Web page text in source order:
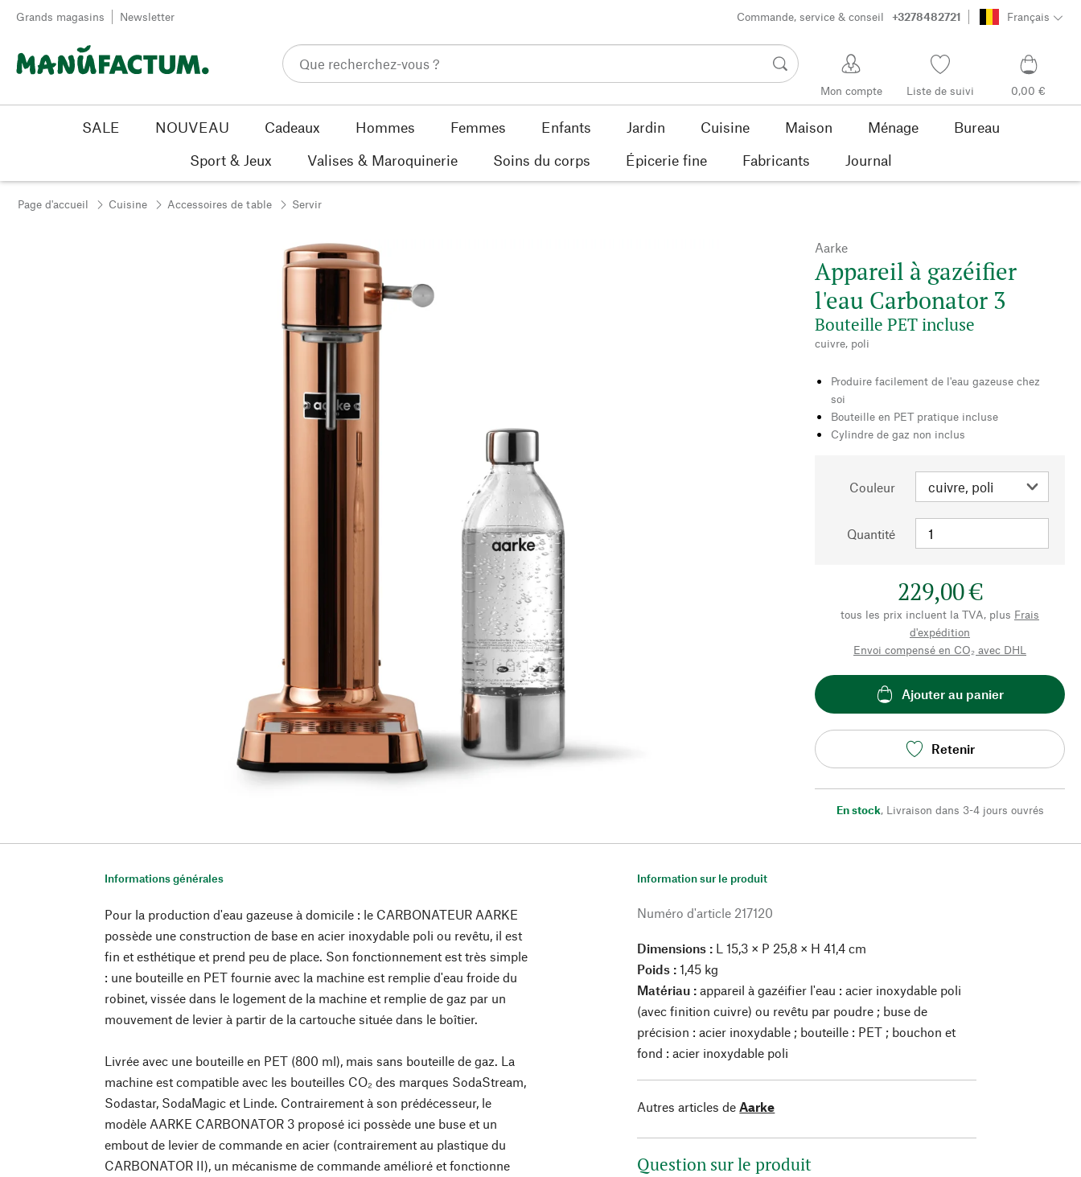
Passer au contenu
Grands magasins Newsletter Commande, service & conseil +3278482721 Français
Mon compte Liste de suivi 0,00 €
SALE NOUVEAU Cadeaux Hommes Femmes Enfants Jardin Cuisine Maison Ménage
Bureau
Sport & Jeux
Valises & Maroquinerie Soins du corps Épicerie fine Fabricants Journal
Page d'accueil Cuisine Accessoires de table Servir
Aarke
Appareil à gazéifier
l'eau Carbonator 3
Bouteille PET incluse
cuivre, poli
Produire facilement de l'eau gazeuse chez
soi
Bouteille en PET pratique incluse
Cylindre de gaz non inclus
Couleur
Quantité
229,00 €
tous les prix incluent la TVA, plus Frais
d'expédition
Envoi compensé en CO₂ avec DHL
Ajouter au panier
Retenir
En stock, Livraison dans 3-4 jours ouvrés
Informations générales
Pour la production d'eau gazeuse à domicile : le CARBONATEUR AARKE
possède une construction de base en acier inoxydable poli ou revêtu, il est
fin et esthétique et prend peu de place. Son fonctionnement est très simple
: une bouteille en PET fournie avec la machine est remplie d'eau froide du
robinet, vissée dans le logement de la machine et remplie de gaz par un
mouvement de levier à partir de la cartouche située dans le boîtier.
Livrée avec une bouteille en PET (800 ml), mais sans bouteille de gaz. La
machine est compatible avec les bouteilles CO₂ des marques SodaStream,
Sodastar, SodaMagic et Linde. Contrairement à son prédécesseur, le
modèle AARKE CARBONATOR 3 proposé ici possède une buse et un
embout de levier de commande en acier (contrairement au plastique du
CARBONATOR II), un mécanisme de commande amélioré et fonctionne
Information sur le produit
Numéro d'article 217120
Dimensions : L 15,3 × P 25,8 × H 41,4 cm
Poids : 1,45 kg
Matériau :appareil à gazéifier l'eau : acier inoxydable poli
(avec finition cuivre) ou revêtu par poudre ; buse de
précision : acier inoxydable ; bouteille : PET ; bouchon et
fond : acier inoxydable poli
Autres articles de Aarke
Question sur le produit